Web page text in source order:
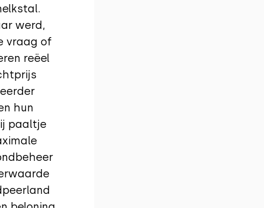
werd,
vraag of
reëel
hun
paaltje